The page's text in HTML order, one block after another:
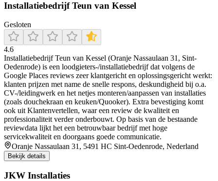
Installatiebedrijf Teun van Kessel
Gesloten
4.6
Installatiebedrijf Teun van Kessel (Oranje Nassaulaan 31, Sint-
Oedenrode) is een loodgieters-/installatiebedrijf dat volgens de
Google Places reviews zeer klantgericht en oplossingsgericht werkt:
klanten prijzen met name de snelle respons, deskundigheid bij o.a.
CV-/leidingwerk en het netjes monteren/aanpassen van installaties
(zoals douchekraan en keuken/Quooker). Extra bevestiging komt
ook uit Klantenvertellen, waar een review de kwaliteit en
professionaliteit verder onderbouwt. Op basis van de bestaande
reviewdata lijkt het een betrouwbaar bedrijf met hoge
servicekwaliteit en doorgaans goede communicatie.
Oranje Nassaulaan 31, 5491 HC Sint-Oedenrode, Nederland
Bekijk details
JKW Installaties